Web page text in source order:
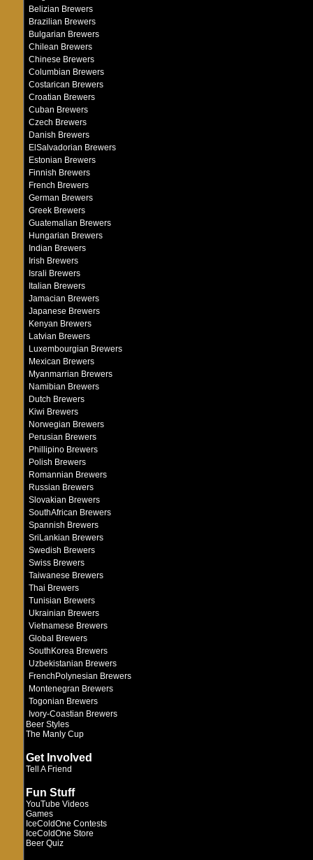
Belizian Brewers
Brazilian Brewers
Bulgarian Brewers
Chilean Brewers
Chinese Brewers
Columbian Brewers
Costarican Brewers
Croatian Brewers
Cuban Brewers
Czech Brewers
Danish Brewers
ElSalvadorian Brewers
Estonian Brewers
Finnish Brewers
French Brewers
German Brewers
Greek Brewers
Guatemalian Brewers
Hungarian Brewers
Indian Brewers
Irish Brewers
Israli Brewers
Italian Brewers
Jamacian Brewers
Japanese Brewers
Kenyan Brewers
Latvian Brewers
Luxembourgian Brewers
Mexican Brewers
Myanmarrian Brewers
Namibian Brewers
Dutch Brewers
Kiwi Brewers
Norwegian Brewers
Perusian Brewers
Phillipino Brewers
Polish Brewers
Romannian Brewers
Russian Brewers
Slovakian Brewers
SouthAfrican Brewers
Spannish Brewers
SriLankian Brewers
Swedish Brewers
Swiss Brewers
Taiwanese Brewers
Thai Brewers
Tunisian Brewers
Ukrainian Brewers
Vietnamese Brewers
Global Brewers
SouthKorea Brewers
Uzbekistanian Brewers
FrenchPolynesian Brewers
Montenegran Brewers
Togonian Brewers
Ivory-Coastian Brewers
Beer Styles
The Manly Cup
Get Involved
Tell A Friend
Fun Stuff
YouTube Videos
Games
IceColdOne Contests
IceColdOne Store
Beer Quiz